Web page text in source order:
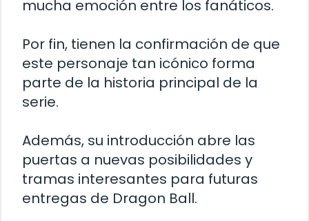
mucha emoción entre los fanáticos.
Por fin, tienen la confirmación de que
este personaje tan icónico forma
parte de la historia principal de la
serie.
Además, su introducción abre las
puertas a nuevas posibilidades y
tramas interesantes para futuras
entregas de Dragon Ball.